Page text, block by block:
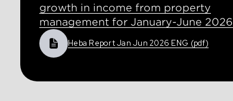
growth in income from property
management for January-June 2026
Heba Report Jan Jun 2026 ENG (pdf)